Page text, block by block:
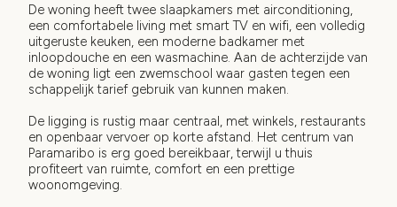
De woning heeft twee slaapkamers met airconditioning,
een comfortabele living met smart TV en wifi, een volledig
uitgeruste keuken, een moderne badkamer met
inloopdouche en een wasmachine. Aan de achterzijde van
de woning ligt een zwemschool waar gasten tegen een
schappelijk tarief gebruik van kunnen maken.
De ligging is rustig maar centraal, met winkels, restaurants
en openbaar vervoer op korte afstand. Het centrum van
Paramaribo is erg goed bereikbaar, terwijl u thuis
profiteert van ruimte, comfort en een prettige
woonomgeving.